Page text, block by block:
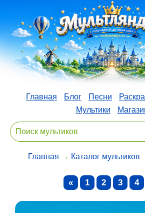
Главная Блог Песни
Мультики
Главная → Каталог мультиков
« 1 2 3 4